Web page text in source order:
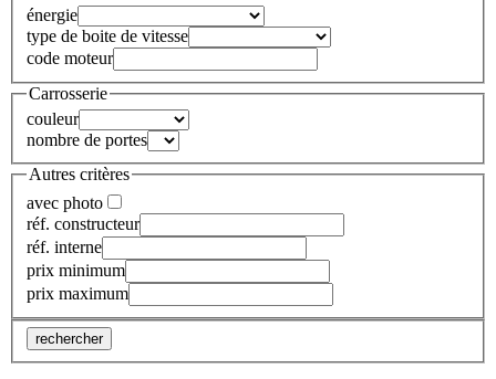
énergie
type de boite de vitesse
code moteur
Carrosserie
couleur
nombre de portes
Autres critères
avec photo
réf. constructeur
réf. interne
prix minimum
prix maximum
rechercher